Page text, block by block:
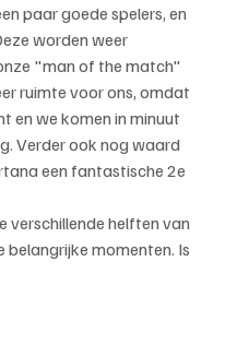
paar goede spelers, en
worden weer
"man of the match"
ruimte voor ons, omdat
en we komen in minuut
Verder ook nog waard
een fantastische 2e
verschillende helften van
belangrijke momenten. Is